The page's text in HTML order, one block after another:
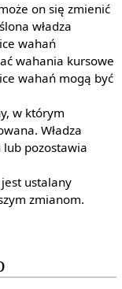
on się zmienić
władza
wahań
wahania kursowe
wahań mogą być
w którym
Władza
pozostawia
ustalany
zmianom.